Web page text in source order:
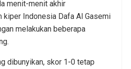
menit-menit akhir
kiper Indonesia Dafa Al Gasemi
melakukan beberapa
dibunyikan, skor 1-0 tetap